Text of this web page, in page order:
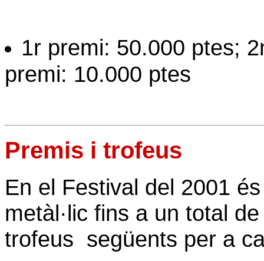
1r premi: 50.000 ptes;
premi: 10.000 ptes
Premis i trofeus
En el Festival del 2001
metàl·lic fins a un total
trofeus següents per a